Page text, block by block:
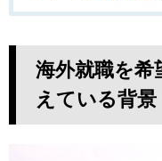
海外就職を希
えている背景